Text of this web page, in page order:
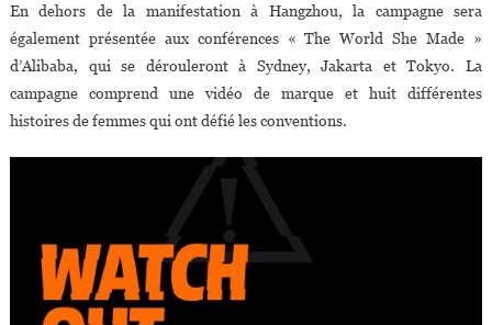
En dehors de la manifestation à Hangzhou, la campagne sera
également présentée aux conférences « The World She Made »
d’Alibaba, qui se dérouleront à Sydney, Jakarta et Tokyo. La
campagne comprend une vidéo de marque et huit différentes
histoires de femmes qui ont défié les conventions.